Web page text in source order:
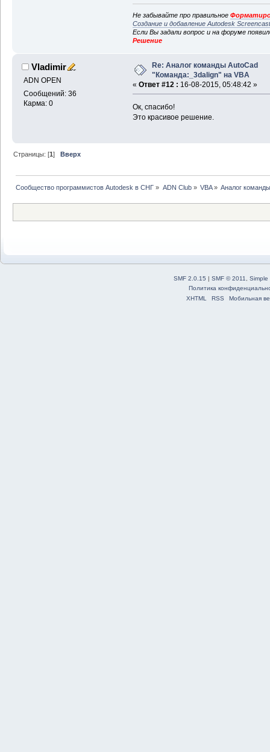
Не забывайте про правильное
Создание и добавление Autodesk
Если Вы задали вопрос и на форуме
Решение
Vladimir
ADN OPEN
Сообщений: 36
Карма: 0
Re: Аналог команды AutoCad
"Команда:_3dalign" на VBA
« Ответ #12 : 16-08-2015, 05:48:42 »
Ок, спасибо!
Это красивое решение.
Страницы: [1]Вверх
Сообщество программистов Autodesk в СНГ » ADN Club» VBA» Аналог
SMF 2.0.15 | SMF © 2011
Simple
Политика
XHTML
RSS Мобильная